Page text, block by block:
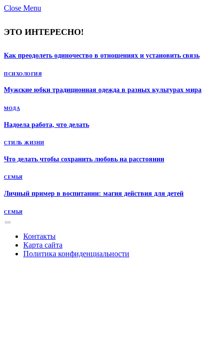
Close Menu
ЭТО ИНТЕРЕСНО!
Как преодолеть одиночество в отношениях и установить связь
ПСИХОЛОГИЯ
Мужские юбки традиционная одежда в разных культурах мира
МОДА
Надоела работа, что делать
СТИЛЬ ЖИЗНИ
Что делать чтобы сохранить любовь на расстоянии
СЕМЬЯ
Личный пример в воспитании: магия действия для детей
СЕМЬЯ
Контакты
Карта сайта
Политика конфиденциальности